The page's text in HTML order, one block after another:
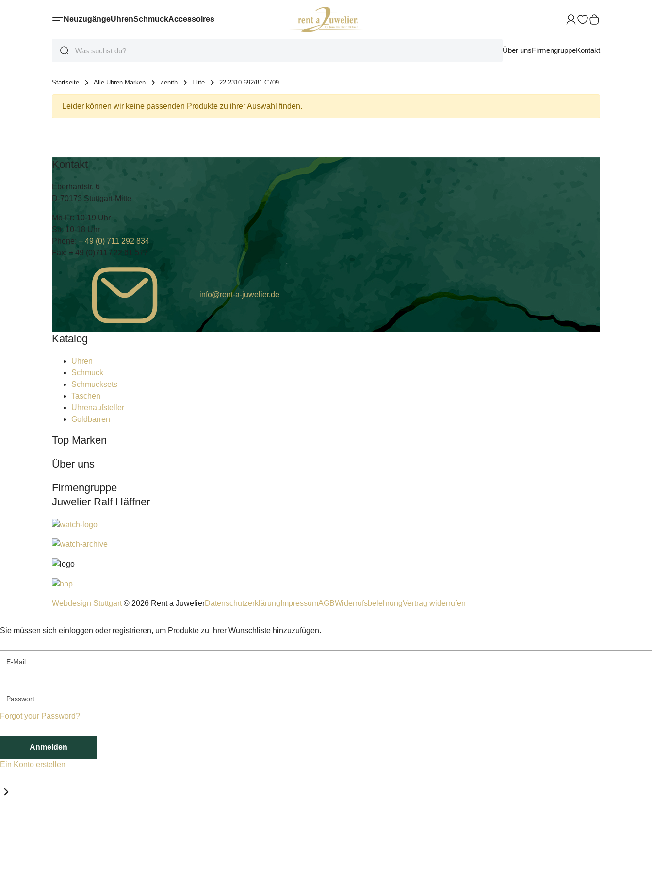
NeuzugängeUhrenSchmuckAccessoires
Über unsFirmengruppeKontakt
Startseite Alle Uhren Marken Zenith Elite 22.2310.692/81.C709
Leider können wir keine passenden Produkte zu ihrer Auswahl finden.
Kontakt
Eberhardstr. 6
D-70173 Stuttgart-Mitte
Mo-Fr: 10-19 Uhr
Sa: 10-18 Uhr
Phone: + 49 (0) 711 292 834
Fax: + 49 (0)711 / 22 61 577
info@rent-a-juwelier.de
Katalog
Uhren
Schmuck
Schmucksets
Taschen
Uhrenaufsteller
Goldbarren
Top Marken
Über uns
Firmengruppe
Juwelier Ralf Häffner
Webdesign Stuttgart © 2026 Rent a JuwelierDatenschutzerklärung ImpressumAGBWiderrufsbelehrungVertrag widerrufen
Sie müssen sich einloggen oder registrieren, um Produkte zu Ihrer Wunschliste hinzuzufügen.
E-Mail
Passwort
Forgot your Password?
Anmelden
Ein Konto erstellen